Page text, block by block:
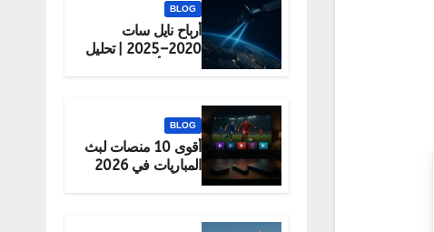
BLOG
أرباح نايل سات
2020–2025 | تحليل
BLOG
أقوى 10 منصات لبث
المباريات في 2026